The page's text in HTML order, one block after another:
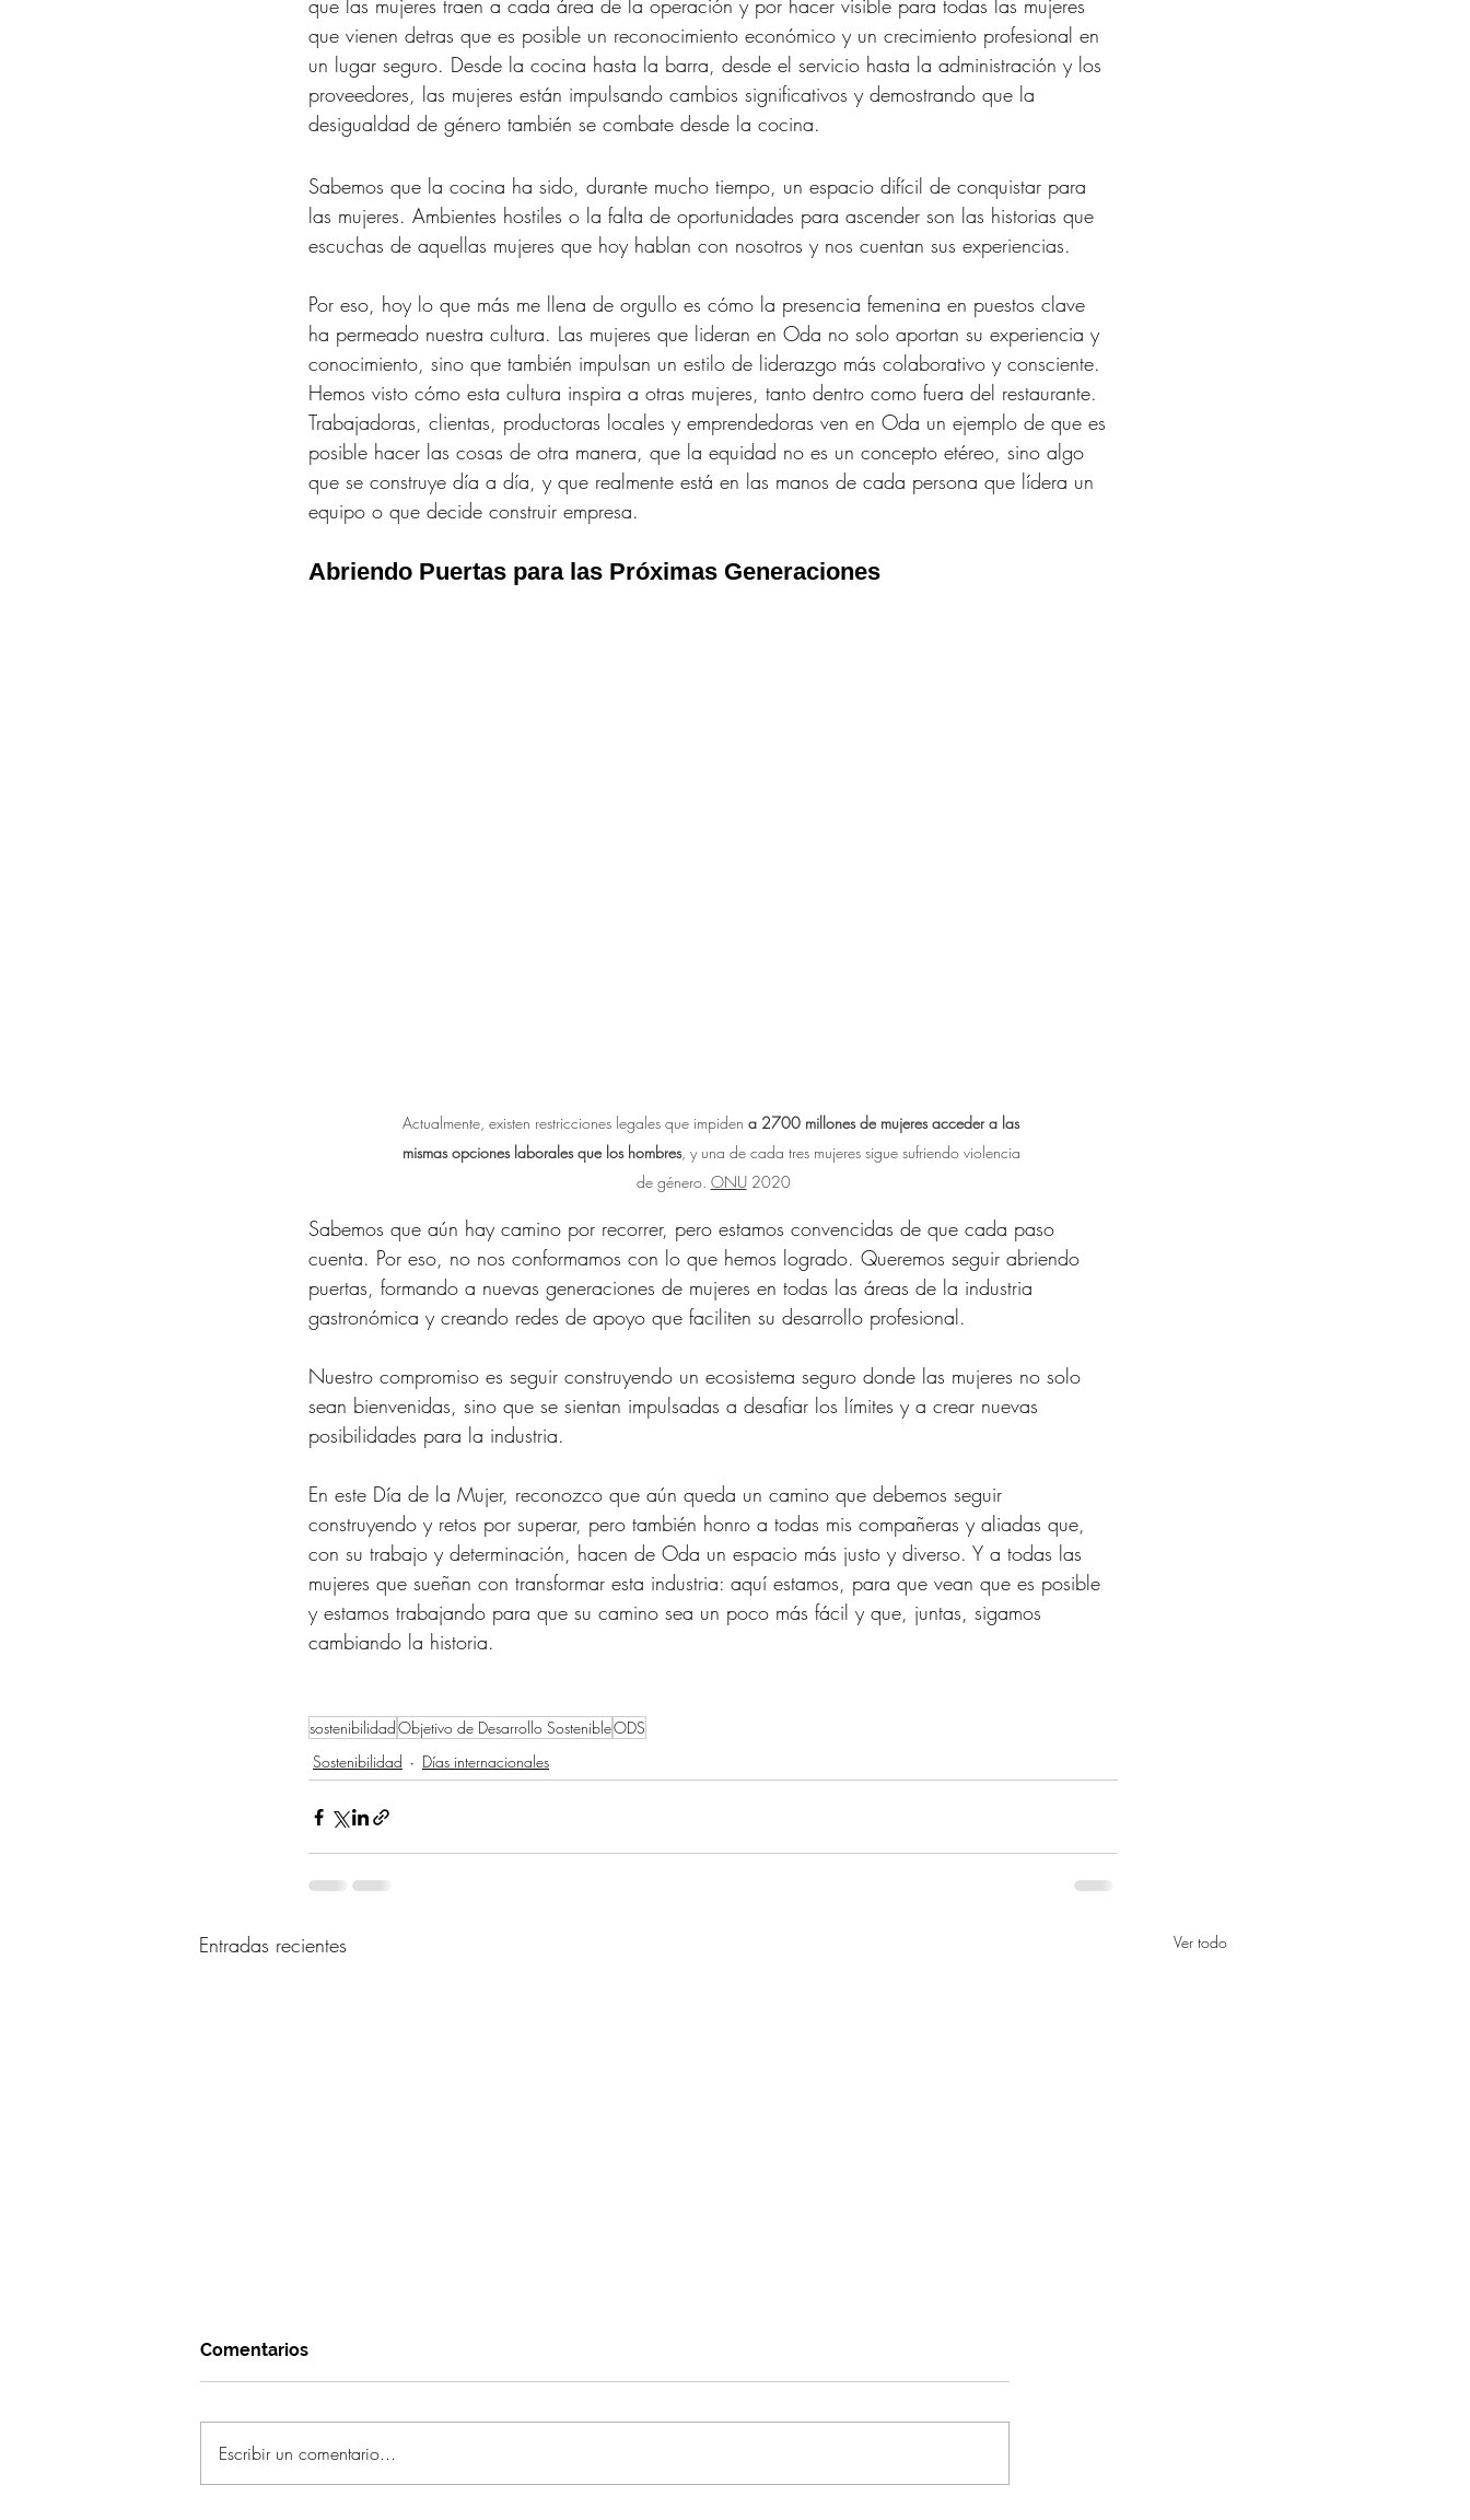
que las mujeres traen a cada área de la operación y por hacer visible para todas las mujeres
que vienen detras que es posible un reconocimiento económico y un crecimiento profesional en
un lugar seguro. Desde la cocina hasta la barra, desde el servicio hasta la administración y los
proveedores, las mujeres están impulsando cambios significativos y demostrando que la
desigualdad de género también se combate desde la cocina.
Sabemos que la cocina ha sido, durante mucho tiempo, un espacio difícil de conquistar para
las mujeres. Ambientes hostiles o la falta de oportunidades para ascender son las historias que
escuchas de aquellas mujeres que hoy hablan con nosotros y nos cuentan sus experiencias.
Por eso, hoy lo que más me llena de orgullo es cómo la presencia femenina en puestos clave
ha permeado nuestra cultura. Las mujeres que lideran en Oda no solo aportan su experiencia y
conocimiento, sino que también impulsan un estilo de liderazgo más colaborativo y consciente.
Hemos visto cómo esta cultura inspira a otras mujeres, tanto dentro como fuera del restaurante.
Trabajadoras, clientas, productoras locales y emprendedoras ven en Oda un ejemplo de que es
posible hacer las cosas de otra manera, que la equidad no es un concepto etéreo, sino algo
que se construye día a día, y que realmente está en las manos de cada persona que lídera un
equipo o que decide construir empresa.
Abriendo Puertas para las Próximas Generaciones
Actualmente, existen restricciones legales que impiden a 2700 millones de mujeres acceder a las
mismas opciones laborales que los hombres, y una de cada tres mujeres sigue sufriendo violencia
de género. ONU 2020
Sabemos que aún hay camino por recorrer, pero estamos convencidas de que cada paso
cuenta. Por eso, no nos conformamos con lo que hemos logrado. Queremos seguir abriendo
puertas, formando a nuevas generaciones de mujeres en todas las áreas de la industria
gastronómica y creando redes de apoyo que faciliten su desarrollo profesional.
Nuestro compromiso es seguir construyendo un ecosistema seguro donde las mujeres no solo
sean bienvenidas, sino que se sientan impulsadas a desafiar los límites y a crear nuevas
posibilidades para la industria.
En este Día de la Mujer, reconozco que aún queda un camino que debemos seguir
construyendo y retos por superar, pero también honro a todas mis compañeras y aliadas que,
con su trabajo y determinación, hacen de Oda un espacio más justo y diverso. Y a todas las
mujeres que sueñan con transformar esta industria: aquí estamos, para que vean que es posible
y estamos trabajando para que su camino sea un poco más fácil y que, juntas, sigamos
cambiando la historia.
sostenibilidadObjetivo de Desarrollo SostenibleODS
Sostenibilidad
Días internacionales
Entradas recientes Ver todo
Comentarios
Escribir un comentario...